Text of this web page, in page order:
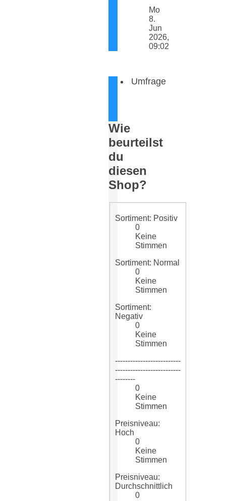
Beitrag
Mo
8.
Jun
2026,
09:02
Umfrage
Wie
beurteilst
du
diesen
Shop?
Sortiment: Positiv
0
Keine
Stimmen
Sortiment: Normal
0
Keine
Stimmen
Sortiment:
Negativ
0
Keine
Stimmen
--------------------------
--------------------------
--------
0
Keine
Stimmen
Preisniveau:
Hoch
0
Keine
Stimmen
Preisniveau:
Durchschnittlich
0